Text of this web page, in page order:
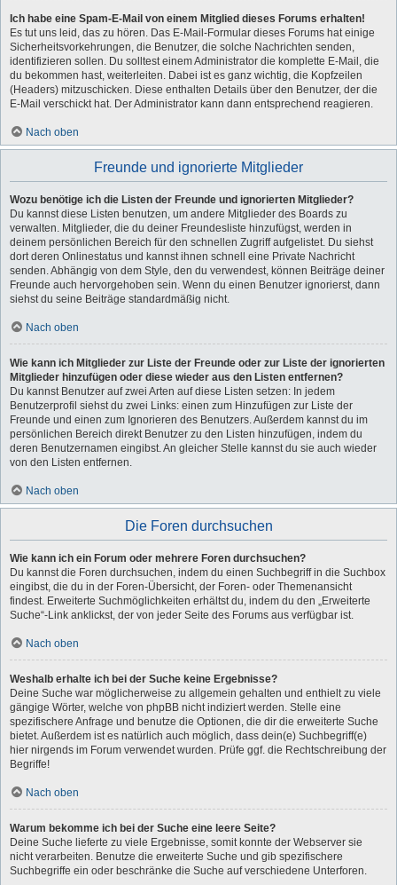
Ich habe eine Spam-E-Mail von einem Mitglied dieses Forums erhalten!
Es tut uns leid, das zu hören. Das E-Mail-Formular dieses Forums hat einige
Sicherheitsvorkehrungen, die Benutzer, die solche Nachrichten senden,
identifizieren sollen. Du solltest einem Administrator die komplette E-Mail, die
du bekommen hast, weiterleiten. Dabei ist es ganz wichtig, die Kopfzeilen
(Headers) mitzuschicken. Diese enthalten Details über den Benutzer, der die
E-Mail verschickt hat. Der Administrator kann dann entsprechend reagieren.
Nach oben
Freunde und ignorierte Mitglieder
Wozu benötige ich die Listen der Freunde und ignorierten Mitglieder?
Du kannst diese Listen benutzen, um andere Mitglieder des Boards zu
verwalten. Mitglieder, die du deiner Freundesliste hinzufügst, werden in
deinem persönlichen Bereich für den schnellen Zugriff aufgelistet. Du siehst
dort deren Onlinestatus und kannst ihnen schnell eine Private Nachricht
senden. Abhängig von dem Style, den du verwendest, können Beiträge deiner
Freunde auch hervorgehoben sein. Wenn du einen Benutzer ignorierst, dann
siehst du seine Beiträge standardmäßig nicht.
Nach oben
Wie kann ich Mitglieder zur Liste der Freunde oder zur Liste der ignorierten
Mitglieder hinzufügen oder diese wieder aus den Listen entfernen?
Du kannst Benutzer auf zwei Arten auf diese Listen setzen: In jedem
Benutzerprofil siehst du zwei Links: einen zum Hinzufügen zur Liste der
Freunde und einen zum Ignorieren des Benutzers. Außerdem kannst du im
persönlichen Bereich direkt Benutzer zu den Listen hinzufügen, indem du
deren Benutzernamen eingibst. An gleicher Stelle kannst du sie auch wieder
von den Listen entfernen.
Nach oben
Die Foren durchsuchen
Wie kann ich ein Forum oder mehrere Foren durchsuchen?
Du kannst die Foren durchsuchen, indem du einen Suchbegriff in die Suchbox
eingibst, die du in der Foren-Übersicht, der Foren- oder Themenansicht
findest. Erweiterte Suchmöglichkeiten erhältst du, indem du den „Erweiterte
Suche“-Link anklickst, der von jeder Seite des Forums aus verfügbar ist.
Nach oben
Weshalb erhalte ich bei der Suche keine Ergebnisse?
Deine Suche war möglicherweise zu allgemein gehalten und enthielt zu viele
gängige Wörter, welche von phpBB nicht indiziert werden. Stelle eine
spezifischere Anfrage und benutze die Optionen, die dir die erweiterte Suche
bietet. Außerdem ist es natürlich auch möglich, dass dein(e) Suchbegriff(e)
hier nirgends im Forum verwendet wurden. Prüfe ggf. die Rechtschreibung der
Begriffe!
Nach oben
Warum bekomme ich bei der Suche eine leere Seite?
Deine Suche lieferte zu viele Ergebnisse, somit konnte der Webserver sie
nicht verarbeiten. Benutze die erweiterte Suche und gib spezifischere
Suchbegriffe ein oder beschränke die Suche auf verschiedene Unterforen.